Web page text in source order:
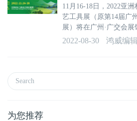
11月16-18日，2022亚
艺工具展（原第14届广
展）将在广州·广交会
来自海内外的林业装备
的企业汇集千年商都－
2022-08-30 鸿威编辑
为您推荐